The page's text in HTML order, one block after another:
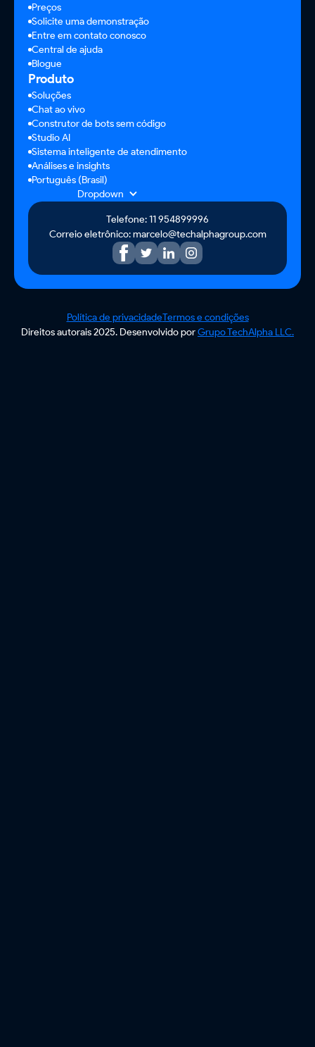
Preços
Solicite uma demonstração
Entre em contato conosco
Central de ajuda
Blogue
Produto
Soluções
Chat ao vivo
Construtor de bots sem código
Studio AI
Sistema inteligente de atendimento
Análises e insights
Português (Brasil)
Dropdown
Telefone: 11 954899996
Correio eletrônico: marcelo@techalphagroup.com
Direitos autorais 2025. Desenvolvido porGrupo TechAlpha LLC.
Política de privacidadeTermos e condições